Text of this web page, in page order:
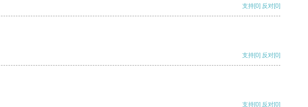
支持[0] 反对[0]
支持[0] 反对[0]
支持[0] 反对[0]